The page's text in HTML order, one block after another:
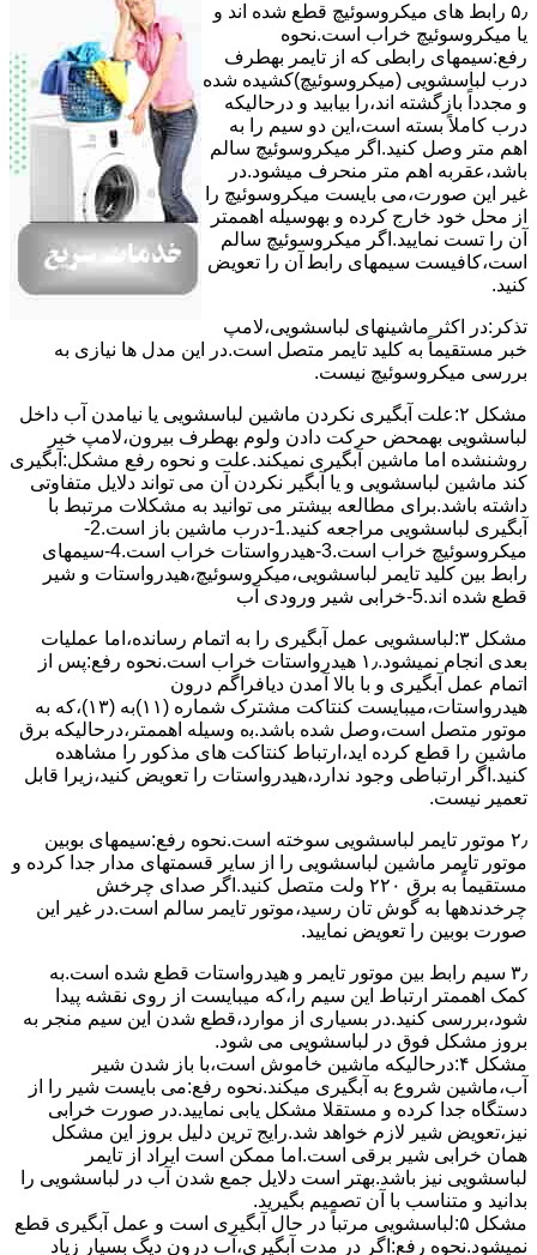
۵٫ رابط های ﻣﯿﮑﺮوﺳﻮﺋﯿﭻ ﻗﻄﻊ شده اند و
ﯾﺎ ﻣﯿﮑﺮوﺳﻮﺋﯿﭻ ﺧﺮاب اﺳﺖ.نحوه
رفع:سیمهای راﺑﻄﯽ ﮐﻪ از ﺗﺎﯾﻤﺮ بهطرف
درب لباسشویی (ﻣﯿﮑﺮوﺳﻮﺋﯿﭻ)کشیده شده
و مجدداً بازگشته اند،را ﺑﯿﺎﺑﯿﺪ و درحالیکه
درب کاملاً ﺑﺴﺘﻪ اﺳﺖ،اﯾﻦ دو ﺳﯿﻢ را ﺑﻪ
اﻫﻢ ﻣﺘﺮ وصل کنید.اﮔﺮ ﻣﯿﮑﺮوﺳﻮﺋﯿﭻ ﺳﺎﻟﻢ
ﺑﺎﺷﺪ،ﻋﻘﺮﺑﻪ اهم متر ﻣﻨﺤﺮف میشود.در
ﻏﯿﺮ اﯾﻦ ﺻﻮرت،می بایست ﻣﯿﮑﺮوﺳﻮﺋﯿﭻ را
از ﻣﺤﻞ خود ﺧﺎرج کرده و بهوسیله اهممتر
آن را ﺗﺴﺖ ﻧﻤﺎﯾﯿﺪ.اﮔﺮ ﻣﯿﮑﺮوﺳﻮﺋﯿﭻ ﺳﺎﻟﻢ
اﺳﺖ،ﮐﺎﻓﯿﺴﺖ سیمهای راﺑﻄ آن را ﺗﻌﻮﯾﺾ
کنید.
ﺗﺬﮐﺮ:در اﮐﺜﺮ ماشینهای لباسشویی،ﻻﻣﭗ
ﺧﺒﺮ مستقیماً ﺑﻪ ﮐﻠﯿﺪ ﺗﺎﯾﻤﺮ ﻣﺘﺼﻞ اﺳﺖ.در اﯾﻦ مدل ها ﻧﯿﺎزی ﺑﻪ
بررسی ﻣﯿﮑﺮوﺳﻮﺋﯿﭻ نیست.
مشکل ۲:علت آبگیری نکردن ماشین لباسشویی یا نیامدن آب داخل
لباسشویی بهمحض ﺣﺮﮐﺖ دادن وﻟﻮم بهطرف ﺑﯿﺮون،ﻻﻣﭗ ﺧﺒﺮ
روشنشده اﻣﺎ ﻣﺎﺷﯿﻦ آﺑﮕﯿﺮی نمیکند.ﻋﻠﺖ و نحوه رﻓﻊ مشکل:آبگیری
کند ماشین لباسشویی و یا آبگیر نکردن آن می تواند دلایل متفاوتی
داشته باشد.برای مطالعه بیشتر می توانید به مشکلات مرتبط با
آبگیری لباسشویی مراجعه کنید.1-درب ﻣﺎﺷﯿﻦ ﺑﺎز اﺳﺖ.2-
ﻣﯿﮑﺮوﺳﻮﺋﯿﭻ ﺧﺮاب اﺳﺖ.3-ﻫﯿﺪرواﺳﺘﺎت ﺧﺮاب اﺳﺖ.4-سیمهای
راﺑﻂ ﺑﯿﻦ ﮐﻠﯿﺪ ﺗﺎﯾﻤﺮ لباسشویی،ﻣﯿﮑﺮوﺳﻮﺋﯿﭻ،ﻫﯿﺪرواﺳﺘﺎت و ﺷﯿﺮ
ﻗﻄﻊ ﺷﺪه اند.5-خرابی شیر ورودی آب
مشکل ۳:لباسشویی ﻋﻤﻞ آﺑﮕﯿﺮی را ﺑﻪ اﺗﻤﺎم رﺳﺎﻧﺪه،اﻣﺎ ﻋﻤﻠﯿﺎت
ﺑﻌﺪی اﻧﺠﺎم نمیشود.۱٫ ﻫﯿﺪرواﺳﺘﺎت ﺧﺮاب اﺳﺖ.نحوه رﻓﻊ:ﭘﺲ از
اﺗﻤﺎم عمل آﺑﮕﯿﺮی و ﺑﺎ ﺑﺎﻻ آﻣﺪن دﯾﺎﻓﺮاﮔﻢ درون
ﻫﯿﺪرواﺳﺘﺎت،میبایست ﮐﻨﺘﺎﮐﺖ ﻣﺸﺘﺮک شماره (۱۱)به (۱۳)،ﮐﻪ ﺑﻪ
ﻣﻮﺗﻮر ﻣﺘﺼﻞ اﺳﺖ،وﺻﻞ ﺷﺪه ﺑﺎﺷﺪ.ﺑه وسیله اهممتر،درحالیکه ﺑﺮق
ﻣﺎﺷﯿﻦ را ﻗﻄﻊ کرده اید،ارﺗﺒﺎط ﮐﻨﺘﺎﮐﺖ ﻫﺎی ﻣﺬﮐﻮر را ﻣﺸﺎﻫﺪه
کنید.اﮔﺮ ارﺗﺒﺎطی وجود ندارد،ﻫﯿﺪرواﺳﺘﺎت را ﺗﻌﻮﯾﺾ ﮐﻨﯿﺪ،زﯾﺮا قابل
ﺗﻌﻤﯿﺮ نیست.
۲٫ ﻣﻮﺗﻮر ﺗﺎﯾﻤﺮ لباسشویی ﺳﻮﺧﺘﻪ اﺳﺖ.نحوه رﻓﻊ:سیمهای ﺑﻮﺑﯿﻦ
ﻣﻮﺗﻮر ﺗﺎﯾﻤﺮ ماشین لباسشویی را از ﺳﺎﯾﺮ قسمتهای ﻣﺪار ﺟﺪا کرده و
مستقیماً ﺑﻪ برق ۲۲۰ وﻟﺖ ﻣﺘﺼﻞ کنید.اﮔﺮ ﺻﺪای ﭼﺮﺧﺶ
چرخدندهها به گوش تان رﺳﯿﺪ،ﻣﻮﺗﻮر ﺗﺎﯾﻤﺮ ﺳﺎﻟﻢ اﺳﺖ.در ﻏﯿﺮ اﯾﻦ
ﺻﻮرت ﺑﻮﺑﯿﻦ را ﺗﻌﻮﯾﺾ ﻧﻤﺎﯾﯿﺪ.
۳٫ ﺳﯿﻢ راﺑﻂ ﺑﯿﻦ ﻣﻮﺗﻮر ﺗﺎﯾﻤﺮ و ﻫﯿﺪرواﺳﺘﺎت ﻗﻄﻊ ﺷﺪه اﺳﺖ.به
کمک اهممتر ارﺗﺒﺎط اﯾﻦ ﺳﯿﻢ را،ﮐﻪ میبایست از روی ﻧﻘﺸﻪ ﭘﯿﺪا
ﺷﻮد،بررسی ﮐﻨﯿﺪ.در ﺑﺴﯿﺎری از موارد،ﻗﻄﻊ ﺷﺪن اﯾﻦ ﺳﯿﻢ ﻣﻨﺠﺮ ﺑﻪ
ﺑﺮوز مشکل ﻓﻮق در لباسشویی می شود.
مشکل ۴:درحالیکه ﻣﺎﺷﯿﻦ ﺧﺎﻣﻮش اﺳﺖ،ﺑﺎ ﺑﺎز ﺷﺪن ﺷﯿﺮ
آب،ﻣﺎﺷﯿﻦ ﺷﺮوع ﺑﻪ آﺑﮕﯿﺮی میکند.نحوه رﻓﻊ:می بایست ﺷﯿﺮ را از
دستگاه جدا کرده و مستقلا مشکل یابی نمایید.در صورت خرابی
نیز،تعویض شیر لازم خواهد شد.رایج ترین دلیل بروز این مشکل
همان خرابی شیر برقی است.اما ممکن است ایراد از تایمر
لباسشویی نیز باشد.بهتر است دلایل جمع شدن آب در لباسشویی را
بدانید و متناسب با آن تصمیم بگیرید.
مشکل ۵:لباسشویی مرتباً در ﺣﺎل آﺑﮕﯿﺮی اﺳﺖ و ﻋﻤﻞ آﺑﮕﯿﺮی ﻗﻄﻊ
نمیشود.نحوه رﻓﻊ:اﮔﺮ در ﻣﺪت آﺑﮕﯿﺮی،آب درون دﯾﮓ ﺑﺴﯿﺎر زﯾﺎد